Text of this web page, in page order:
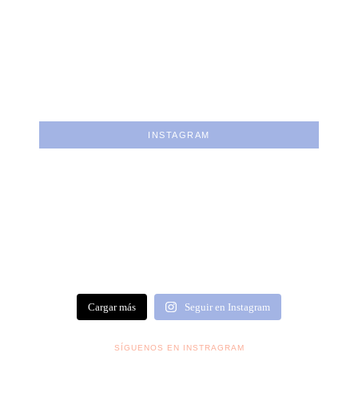
INSTAGRAM
Cargar más Seguir en Instagram
SÍGUENOS EN INSTRAGRAM